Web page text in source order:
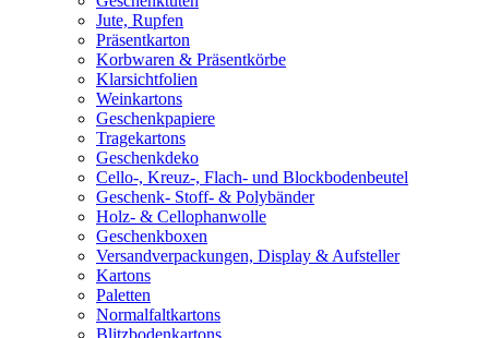
Jute, Rupfen
Präsentkarton
Korbwaren & Präsentkörbe
Klarsichtfolien
Weinkartons
Geschenkpapiere
Tragekartons
Geschenkdeko
Cello-, Kreuz-, Flach- und Blockbodenbeutel
Geschenk- Stoff- & Polybänder
Holz- & Cellophanwolle
Geschenkboxen
Versandverpackungen, Display & Aufsteller
Kartons
Paletten
Normalfaltkartons